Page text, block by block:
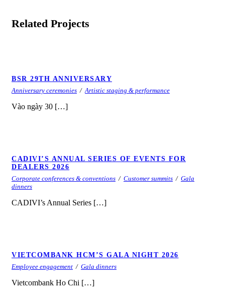
Related Projects
BSR 29TH ANNIVERSARY
BSR 29TH ANNIVERSARY
Anniversary ceremonies / Artistic staging & performance
Vào ngày 30 […]
CADIVI’S ANNUAL SERIES OF EVENTS
CADIVI’S ANNUAL SERIES OF EVENTS FOR
DEALERS 2026
Corporate conferences & conventions / Customer summits / Gala
dinners
CADIVI’s Annual Series […]
VIETCOMBANK HCM’S GALA NIGHT
2026
VIETCOMBANK HCM’S GALA NIGHT 2026
Employee engagement / Gala dinners
Vietcombank Ho Chi […]